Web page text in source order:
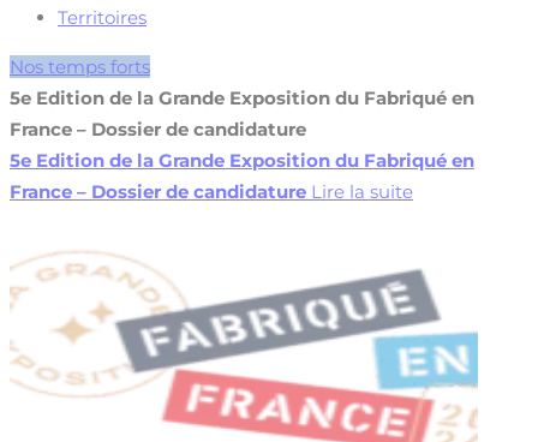
Territoires
Nos temps forts
5e Edition de la Grande Exposition du Fabriqué en
France – Dossier de candidature
5e Edition de la Grande Exposition du Fabriqué en
France – Dossier de candidature Lire la suite